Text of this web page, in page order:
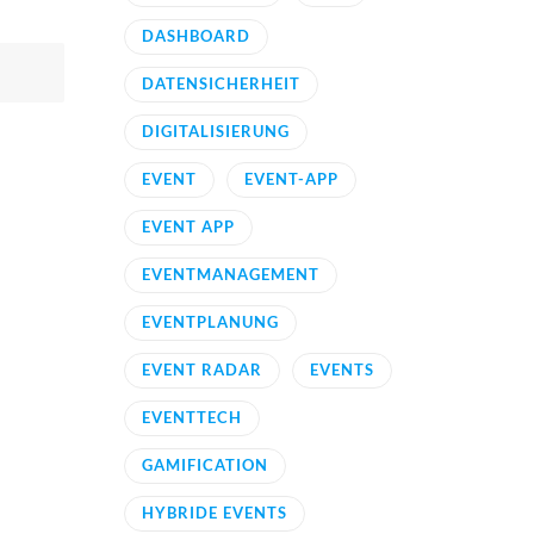
DASHBOARD
DATENSICHERHEIT
DIGITALISIERUNG
EVENT EVENT-APP
EVENT APP
EVENTMANAGEMENT
EVENTPLANUNG
EVENT RADAR EVENTS
EVENTTECH
GAMIFICATION
HYBRIDE EVENTS